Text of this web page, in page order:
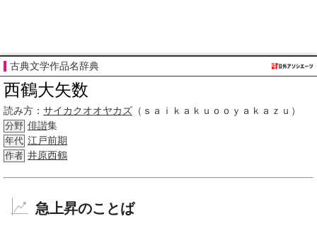
古典文学作品名辞典
西鶴大矢数
読み方： サイカクオオヤカズ （ｓａｉｋａｋｕｏｏｙａｋａｚｕ）
分野 俳諧集
年代 江戸前期
作者 井原西鶴
急上昇のことば